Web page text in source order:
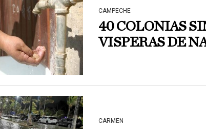
CAMPECHE
40 COLONIAS
VISPERAS DE
CARMEN